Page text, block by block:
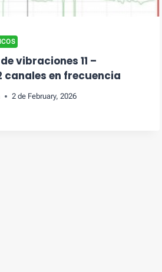
vibraciones 11 –
canales en frecuencia
2 de February, 2026